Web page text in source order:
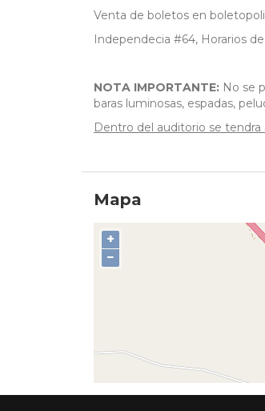
Venta de boletos en
Independecia #64, Horarios
NOTA IMPORTANTE: No se
baras luminosas, espadas,
Dentro del auditorio se
Mapa
+
−